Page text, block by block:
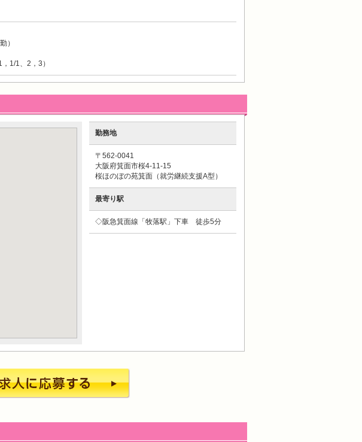
）
1/1、2，3）
勤務地
〒562-0041
大阪府箕面市桜4-11-15
桜ほのぼの苑箕面（就労継続支援A型）
最寄り駅
◇阪急箕面線「牧落駅」下車 徒歩5分